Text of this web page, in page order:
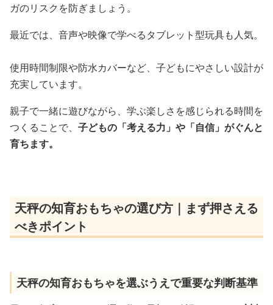
ガのリスクを防ぎましょう。
最近では、音声や映像で学べるタブレット型玩具も人気。
使用時間制限や防水カバーなど、子どもにやさしい設計が
充実しています。
親子で一緒に遊びながら、学ぶ楽しさを感じられる時間を
つくることで、 子どもの「考える力」や「自信」がぐんと
育ちます。
天秤の知育おもちゃの選び方｜まず押さえる
べきポイント
天秤の知育おもちゃを選ぶうえで重要な判断基準